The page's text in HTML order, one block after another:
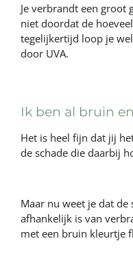
Je verbrandt een groot
niet doordat de
tegelijkertijd loop je
door UVA.
Ik ben al bruin
Het is heel fijn dat jij
de schade die daarbij
Maar nu weet je dat
afhankelijk is van
met een bruin kleurtje